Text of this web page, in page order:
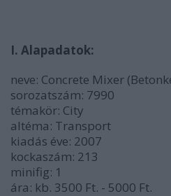
I. Alapadatok:
neve: Concrete Mixer
sorozatszám: 7990
témakör: City
altéma: Transport
kiadás éve: 2007
kockaszám: 213
minifig: 1
ára: kb. 3500 Ft. - 5000 Ft.